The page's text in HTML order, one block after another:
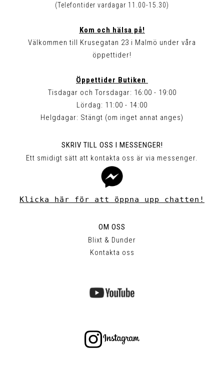
(Telefontider vardagar 11.00-15.30)
Kom och hälsa på!
Välkommen till Krusegatan 23 i Malmö under våra
öppettider!
Öppettider Butiken
Tisdagar och Torsdagar: 16:00 - 19:00
Lördag: 11:00 - 14:00
Helgdagar: Stängt (om inget annat anges)
SKRIV TILL OSS I MESSENGER!
Ett smidigt sätt att kontakta oss är via messenger.
Klicka här för att öppna upp chatten!
OM OSS
Blixt & Dunder
Kontakta oss